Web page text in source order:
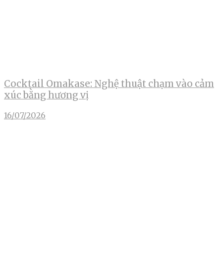
Cocktail Omakase: Nghệ thuật chạm vào cảm
xúc bằng hương vị
16/07/2026